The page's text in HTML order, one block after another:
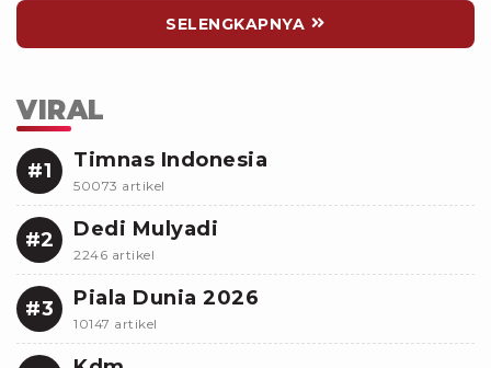
SELENGKAPNYA
VIRAL
#1 Timnas Indonesia
50073 artikel
#2 Dedi Mulyadi
2246 artikel
#3 Piala Dunia 2026
10147 artikel